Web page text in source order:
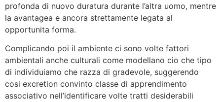
profonda di nuovo duratura durante l’altra uomo, mentre
la avantagea e ancora strettamente legata al
opportunita forma.
Complicando poi il ambiente ci sono volte fattori
ambientali anche culturali come modellano cio che tipo
di individuiamo che razza di gradevole, suggerendo
cosi excretion convinto classe di apprendimento
associativo nell’identificare volte tratti desiderabili